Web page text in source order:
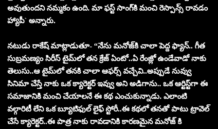
అవుతుంద‌ని న‌మ్మ‌కం ఉంది. మా ఫ‌స్ట్ సాంగ్‌కి మంచి రెస్పాన్స్ రావ‌డం
హ్యాపీ` అన్నారు.
న‌టుడు రాకేష్ మాట్లాడుతూ- “నేను మ‌నోజ్‌కి చాలా పెద్ద ఫ్యాన్.. గీత
సుబ్ర‌మ‌ణ్యం సిరీస్‌ టైమ్‌లో త‌న క్రేజ్ ఏంటో..ఏ రేంజ్లో ఉండేవాడో నాకు
తెలుసు..ఆ టైమ్‌లో త‌న‌కి చాలా ఆఫ‌ర్స్ వ‌చ్చేవి..అప్పుడే నువ్వు
సినిమా చేస్తే నాకు ఒక క్యారెక్ట‌ర్ ఇవ్వు అని అడిగాను.. ఒక ఆర్టిస్ట్‌గా ఈ
స‌మాజానికి మంచి చేయాలనే ఈ క‌థ ఎంచుకున్నాడు. ఎలాంటి
వ‌ల్గారిటీ లేని ఒక బ్యూటిఫుల్ లైఫ్ స్టోరీ..ఈ క‌థ‌లో త‌న‌తో పాటు ట్రావెల్
చేసే క్యారెక్ట‌ర్..ఈ పాత్ర నాకు రావ‌డానికి కార‌ణ‌మైన మ‌నోజ్ కి